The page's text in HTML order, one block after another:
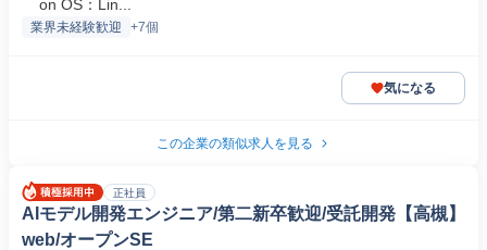
on OS：Lin...
業界未経験歓迎 +7個
気になる
この企業の類似求人を見る
正社員
AIモデル開発エンジニア/第二新卒歓迎/受託開発【高槻】
web/オープンSE